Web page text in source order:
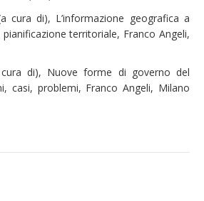
cura di), L’informazione geografica a
territoriale, Franco Angeli,
di), Nuove forme di governo del
casi, problemi, Franco Angeli, Milano